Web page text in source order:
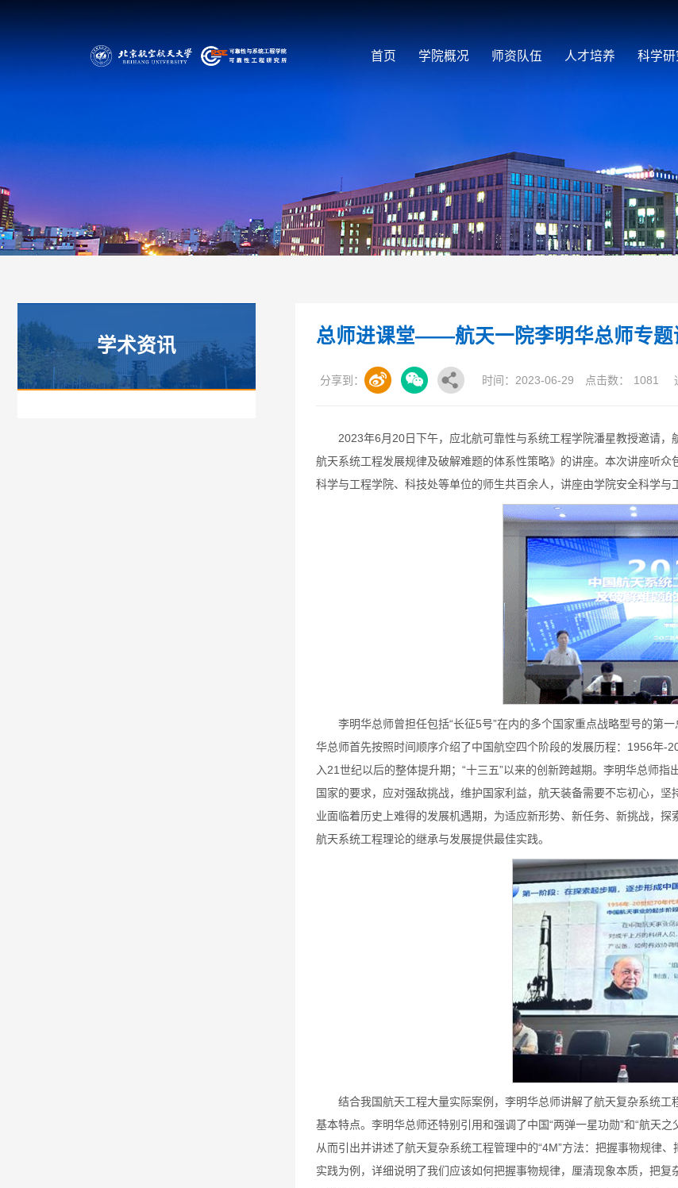
首页 学院概况 师资队伍 人才培养 科学研
学术资讯 总师进课堂——航天一院李明华总师专题
分享到： 时间：2023-06-29 点击数： 1081
2023年6月20日下午，应北航可靠性与系统工程学院潘星教授邀请
航天系统工程发展规律及破解难题的体系性策略》的讲座。本次讲座听
科学与工程学院、科技处等单位的师生共百余人，讲座由学院安全科学与
李明华总师曾担任包括“长征5号”在内的多个国家重点战略型号的第
华总师首先按照时间顺序介绍了中国航空四个阶段的发展历程：1956年
入21世纪以后的整体提升期；“十三五”以来的创新跨越期。李明华总师
国家的要求，应对强敌挑战，维护国家利益，航天装备需要不忘初心，
业面临着历史上难得的发展机遇期，为适应新形势、新任务、新挑战，
航天系统工程理论的继承与发展提供最佳实践。
结合我国航天工程大量实际案例，李明华总师讲解了航天复杂系统
基本特点。李明华总师还特别引用和强调了中国“两弹一星功勋”和“航天
从而引出并讲述了航天复杂系统工程管理中的“4M”方法：把握事物规律
实践为例，详细说明了我们应该如何把握事物规律，厘清现象本质，把